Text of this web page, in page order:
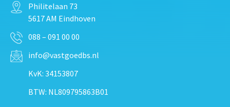
Philitelaan 73
5617 AM Eindhoven
088 – 091 00 00
info@vastgoedbs.nl
KvK: 34153807
BTW: NL809795863B01